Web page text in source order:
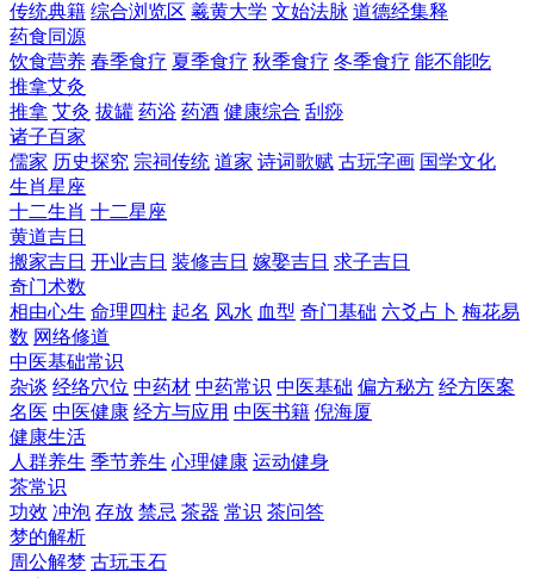
传统典籍 综合浏览区 羲黄大学 文始法脉 道德经集释
药食同源
饮食营养 春季食疗 夏季食疗 秋季食疗 冬季食疗 能不能吃
推拿艾灸
推拿 艾灸 拔罐 药浴 药酒 健康综合 刮痧
诸子百家
儒家 历史探究 宗祠传统 道家 诗词歌赋 古玩字画 国学文化
生肖星座
十二生肖 十二星座
黄道吉日
搬家吉日 开业吉日 装修吉日 嫁娶吉日 求子吉日
奇门术数
相由心生 命理四柱 起名 风水 血型 奇门基础 六爻占卜 梅花易
数 网络修道
中医基础常识
杂谈 经络穴位 中药材 中药常识 中医基础 偏方秘方 经方医案
名医 中医健康 经方与应用 中医书籍 倪海厦
健康生活
人群养生 季节养生 心理健康 运动健身
茶常识
功效 冲泡 存放 禁忌 茶器 常识 茶问答
梦的解析
周公解梦 古玩玉石